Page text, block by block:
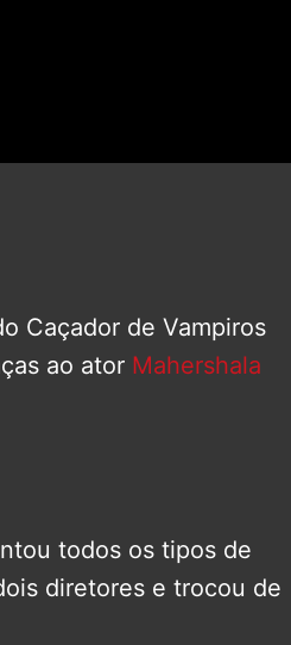
Caçador de Vampiros
ao ator Mahershala
todos os tipos de
diretores e trocou de